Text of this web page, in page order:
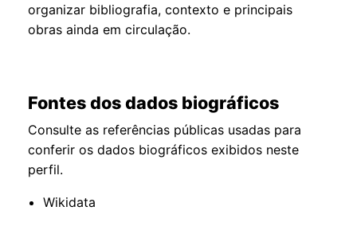
organizar bibliografia, contexto e principais
obras ainda em circulação.
Fontes dos dados biográficos
Consulte as referências públicas usadas para
conferir os dados biográficos exibidos neste
perfil.
Wikidata